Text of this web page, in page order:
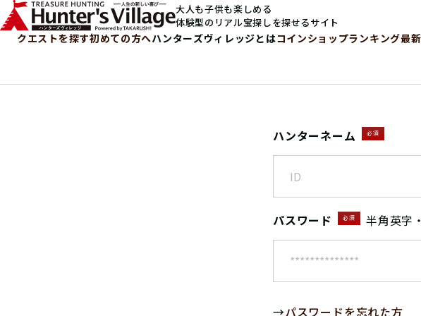
大人も子供も楽しめる
体験型のリアル宝探しを探せるサイト
クエストを探す初めての方へハンターズヴィレッジとはコインショップランキング最
ハンターネーム 必須
パスワード 必須 半角英字
→パスワードを忘れた方